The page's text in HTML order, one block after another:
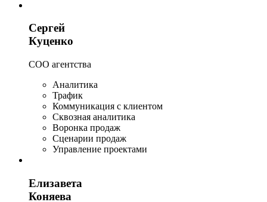
Сергей
Куценко
СОО агентства
Аналитика
Трафик
Коммуникация с клиентом
Сквозная аналитика
Воронка продаж
Сценарии продаж
Управление проектами
Елизавета
Коняева